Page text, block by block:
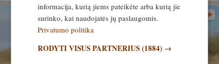
informacija, kurią jiems pateikėte arba kurią jie
surinko, kai naudojatės jų paslaugomis.
Privatumo politika
RODYTI VISUS PARTNERIUS(1884) →